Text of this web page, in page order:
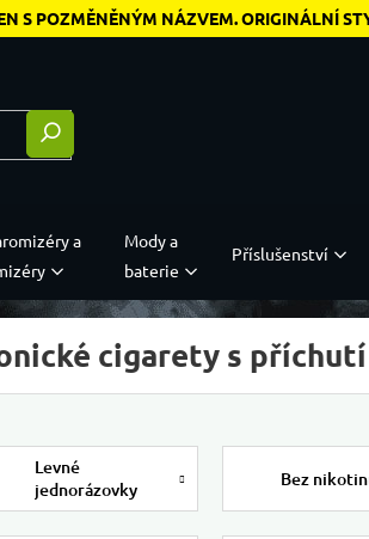
S POZMĚNĚNÝM NÁZVEM. ORIGINÁLNÍ
a
Mody a
baterie
Příslušenství
cigarety s
Levné
jednorázovky
Bez